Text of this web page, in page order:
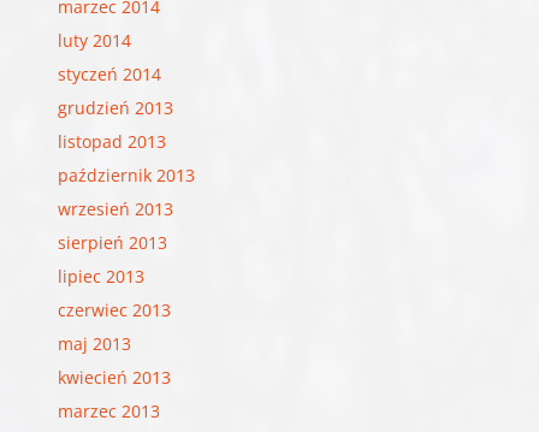
marzec 2014
luty 2014
styczeń 2014
grudzień 2013
listopad 2013
październik 2013
wrzesień 2013
sierpień 2013
lipiec 2013
czerwiec 2013
maj 2013
kwiecień 2013
marzec 2013